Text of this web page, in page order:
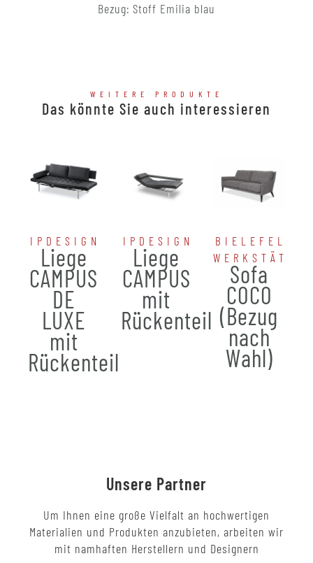
Bezug: Stoff Emilia blau
WEITERE PRODUKTE
Das könnte Sie auch interessieren
IPDESIGN
Liege
CAMPUS
DE
LUXE
mit
Rückenteil
IPDESIGN
Liege
CAMPUS
mit
Rückenteil
Sofa
COCO
(Bezug
nach
Wahl)
Unsere Partner
Um Ihnen eine große Vielfalt an hochwertigen
Materialien und Produkten anzubieten, arbeiten wir
mit namhaften Herstellern und Designern